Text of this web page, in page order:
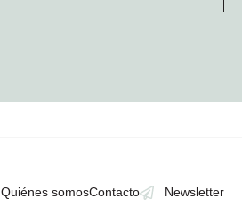
Quiénes somosContacto Newsletter